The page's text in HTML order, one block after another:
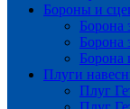
Бороны и
Борона
Борона
Борона
Плуги
Плуг